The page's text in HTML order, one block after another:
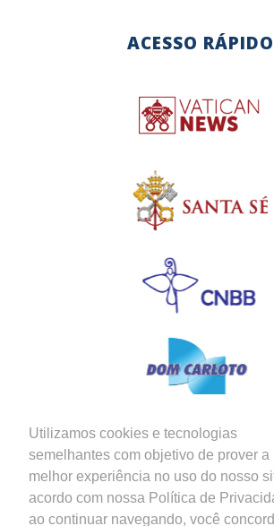
Utilizamos cookies e tecnologias
semelhantes com objetivo de prover a
melhor experiência no uso do nosso
acordo com nossa Política de
ao continuar navegando, você
ACESSO RÁPIDO
Siga-nos em nossas Redes